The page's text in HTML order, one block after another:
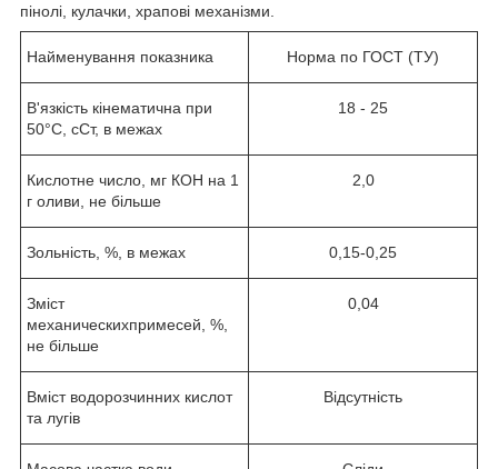
пінолі, кулачки, храпові механізми.
Найменування показника Норма по ГОСТ (ТУ)
В'язкість кінематична при
50°С, сСт, в межах
18 - 25
Кислотне число, мг КОН на 1
г оливи, не більше
2,0
Зольність, %, в межах 0,15-0,25
Зміст
механическихпримесей, %,
не більше
0,04
Вміст водорозчинних кислот
та лугів
Відсутність